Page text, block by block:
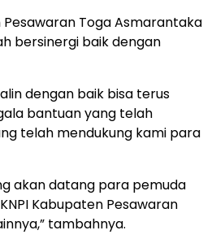
Toga Asmarantaka
bersinergi baik dengan
dengan baik bisa terus
bantuan yang telah
telah mendukung kami para
akan datang para pemuda
Kabupaten Pesawaran
tambahnya.